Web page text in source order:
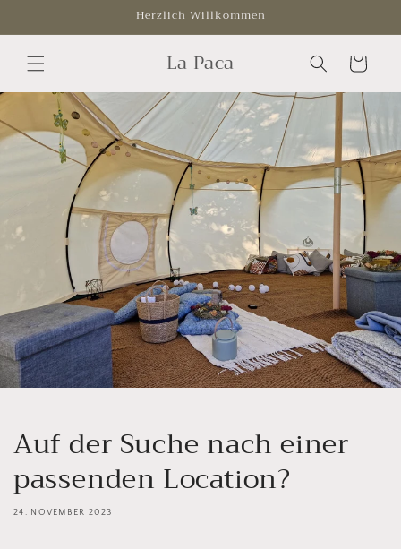
Inhalt
Herzlich Willkommen
La Paca Warenkorb
Auf der Suche nach einer
passenden Location?
24. NOVEMBER 2023